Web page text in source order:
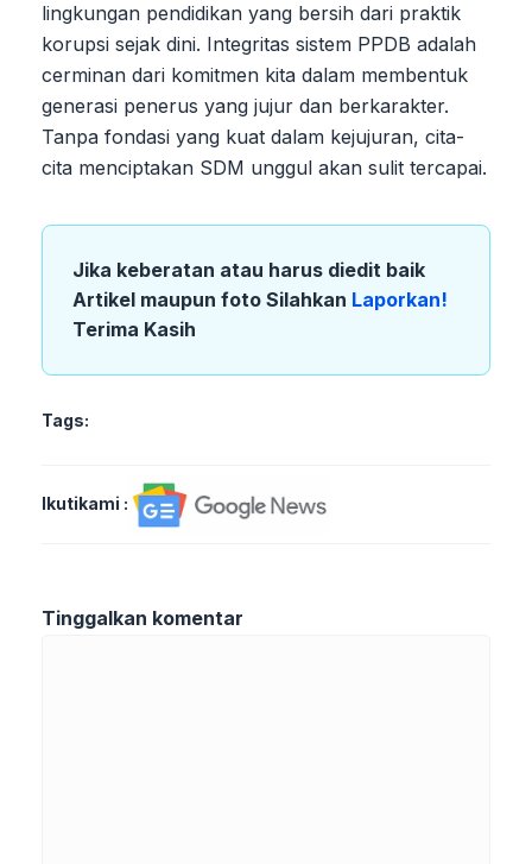
lingkungan pendidikan yang bersih dari praktik
korupsi sejak dini. Integritas sistem PPDB adalah
cerminan dari komitmen kita dalam membentuk
generasi penerus yang jujur dan berkarakter.
Tanpa fondasi yang kuat dalam kejujuran, cita-
cita menciptakan SDM unggul akan sulit tercapai.
Jika keberatan atau harus diedit baik
Artikel maupun foto Silahkan Laporkan!
Terima Kasih
Tags:
Ikutikami :
Tinggalkan komentar